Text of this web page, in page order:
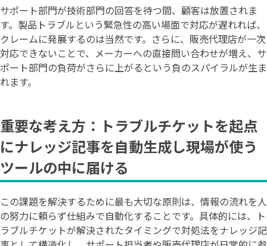
サポート部門が技術部門の回答を待つ間、顧客は放置されま
す。製品トラブルという緊急性の高い場面で対応が遅れれば、
クレームに発展するのは当然です。さらに、販売代理店が一次
対応できないことで、メーカーへの直接問い合わせが増え、サ
ポート部門の負荷がさらに上がるという負のスパイラルが生ま
れます。
重要な考え方：トラブルチケットを起点
にナレッジ記事を自動生成し現場が使う
ツールの中に届ける
この課題を解決するために最も大切な原則は、情報の流れを人
の努力に頼らず仕組みで自動化することです。具体的には、ト
ラブルチケットが解決されたタイミングで対処法をナレッジ記